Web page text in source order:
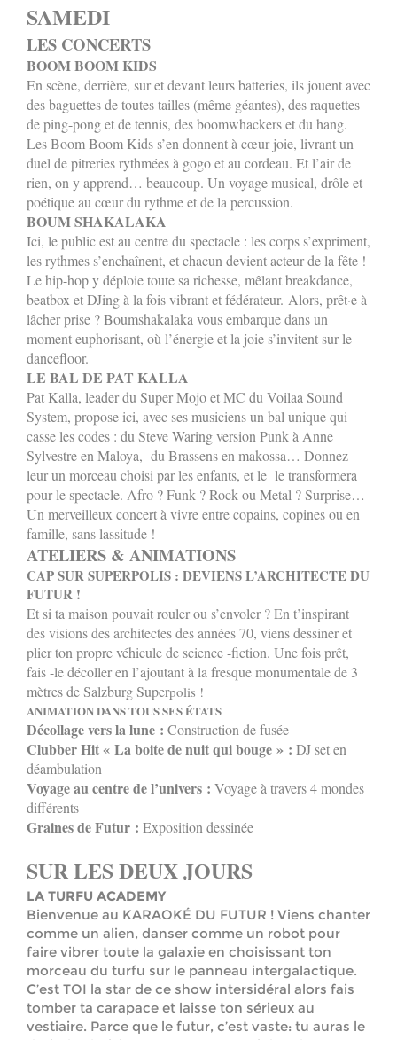
SAMEDI
LES CONCERTS
BOOM BOOM KIDS
En scène, derrière, sur et devant leurs batteries, ils jouent avec
des baguettes de toutes tailles (même géantes), des raquettes
de ping-pong et de tennis, des boomwhackers et du hang.
Les Boom Boom Kids s’en donnent à cœur joie, livrant un
duel de pitreries rythmées à gogo et au cordeau. Et l’air de
rien, on y apprend… beaucoup. Un voyage musical, drôle et
poétique au cœur du rythme et de la percussion.
BOUM SHAKALAKA
Ici, le public est au centre du spectacle : les corps s’expriment,
les rythmes s’enchaînent, et chacun devient acteur de la fête !
Le hip-hop y déploie toute sa richesse, mêlant breakdance,
beatbox et DJing à la fois vibrant et fédérateur. Alors, prêt·e à
lâcher prise ? Boumshakalaka vous embarque dans un
moment euphorisant, où l’énergie et la joie s’invitent sur le
dancefloor.
LE BAL DE PAT KALLA
Pat Kalla, leader du Super Mojo et MC du Voilaa Sound
System, propose ici, avec ses musiciens un bal unique qui
casse les codes : du Steve Waring version Punk à Anne
Sylvestre en Maloya, du Brassens en makossa… Donnez
leur un morceau choisi par les enfants, et le le transformera
pour le spectacle. Afro ? Funk ? Rock ou Metal ? Surprise…
Un merveilleux concert à vivre entre copains, copines ou en
famille, sans lassitude !
ATELIERS & ANIMATIONS
CAP SUR SUPERPOLIS : DEVIENS L’ARCHITECTE DU
FUTUR !
Et si ta maison pouvait rouler ou s’envoler ? En t’inspirant
des visions des architectes des années 70, viens dessiner et
plier ton propre véhicule de science -fiction. Une fois prêt,
fais -le décoller en l’ajoutant à la fresque monumentale de 3
mètres de Salzburg Superpolis !
ANIMATION DANS TOUS SES ÉTATS
Décollage vers la lune : Construction de fusée
Clubber Hit « La boite de nuit qui bouge » : DJ set en
déambulation
Voyage au centre de l’univers : Voyage à travers 4 mondes
différents
Graines de Futur : Exposition dessinée
SUR LES DEUX JOURS
LA TURFU ACADEMY
Bienvenue au KARAOKÉ DU FUTUR ! Viens chanter
comme un alien, danser comme un robot pour
faire vibrer toute la galaxie en choisissant ton
morceau du turfu sur le panneau intergalactique.
C’est TOI la star de ce show intersidéral alors fais
tomber ta carapace et laisse ton sérieux au
vestiaire. Parce que le futur, c’est vaste: tu auras le